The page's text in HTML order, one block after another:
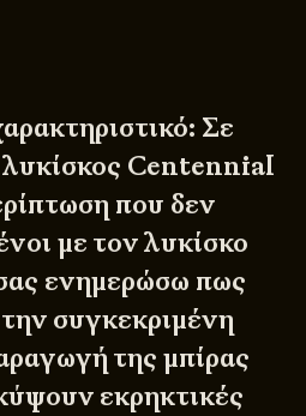
Σε
Centennial
που δεν
με τον λυκίσκο
ενημερώσω πως
συγκεκριμένη
της μπίρας
εκρηκτικές